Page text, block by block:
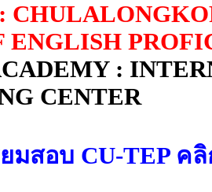
ENGLISH
:
CENTER
มสอบ CU-TEP ค